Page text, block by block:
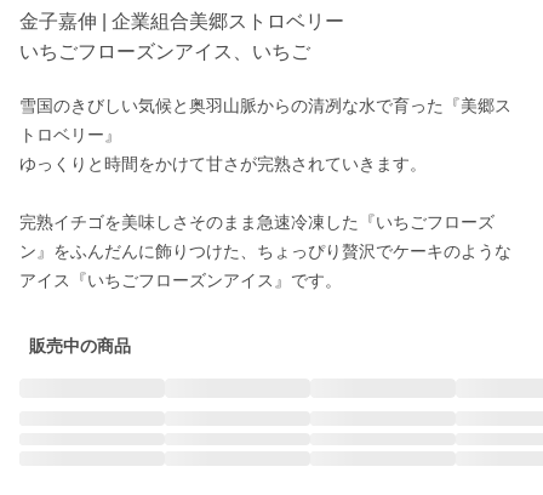
金子嘉伸 | 企業組合美郷ストロベリー
いちごフローズンアイス、いちご
雪国のきびしい気候と奥羽山脈からの清冽な水で育った『美郷ス
トロベリー』
ゆっくりと時間をかけて甘さが完熟されていきます。
完熟イチゴを美味しさそのまま急速冷凍した『いちごフローズ
ン』をふんだんに飾りつけた、ちょっぴり贅沢でケーキのような
アイス『いちごフローズンアイス』です。
販売中の商品